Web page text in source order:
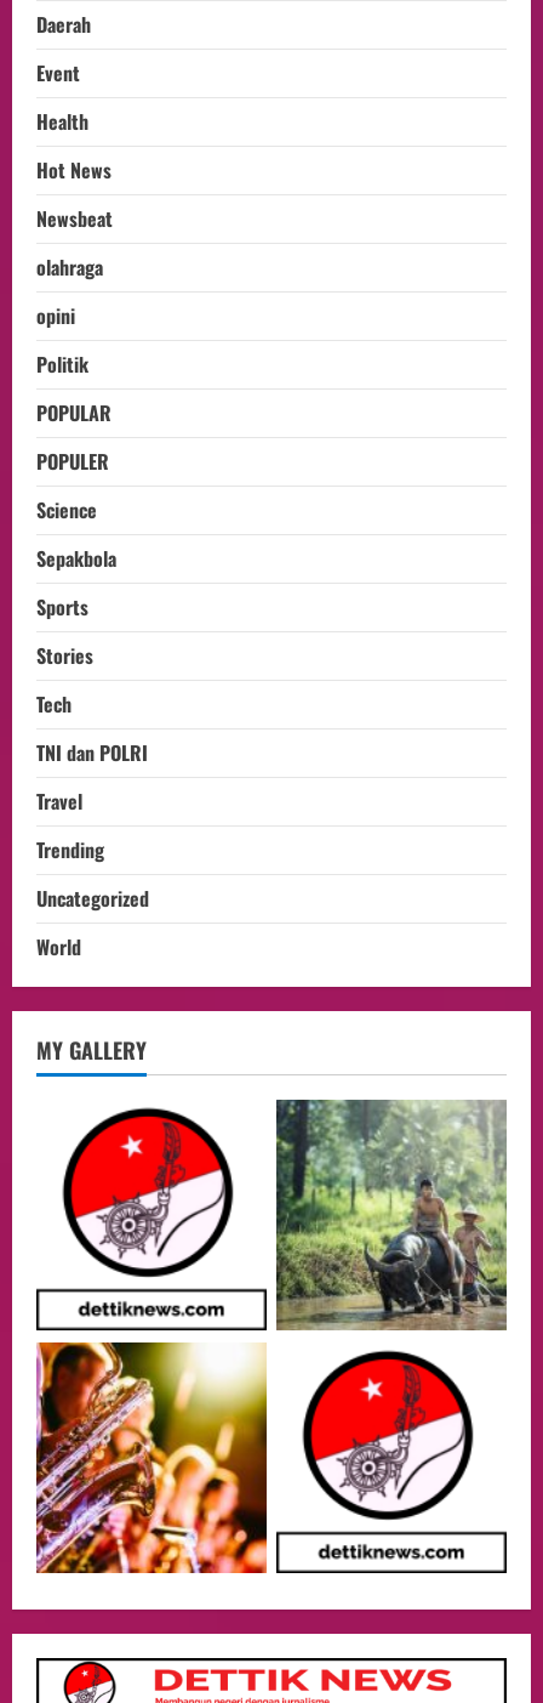
Daerah
Event
Health
Hot News
Newsbeat
olahraga
opini
Politik
POPULAR
POPULER
Science
Sepakbola
Sports
Stories
Tech
TNI dan POLRI
Travel
Trending
Uncategorized
World
MY GALLERY
Menjaga Nama Baik Bangsa
05/08/2026
3
Event
Putusan Diundur Lagi, Pernyataan
Hakim pada Sidang Sebelumnya Jadi
Sorotan
05/08/2026
4
Presiden Prabowo dan PM Thailand
Sepakat Perkuat Stabilitas ketahan
ASEAN Melalui Penguatan Kerjasama
Kedua Negara.
04/08/2026
5
Event
MA Tegaskan Sinergi dengan KY Harus
Jaga Integritas Peradilan Tanpa Ganggu
opini
Menteri BPLH Moh. Jumhur Hidayat